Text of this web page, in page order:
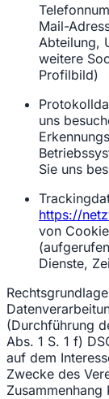
Mail-
Abteilung,
weitere
Profilbild)
uns
Sie uns
https://
von
Dienste,
(Durchführung
Abs. 1 S. 1 f)
auf dem
Zwecke des